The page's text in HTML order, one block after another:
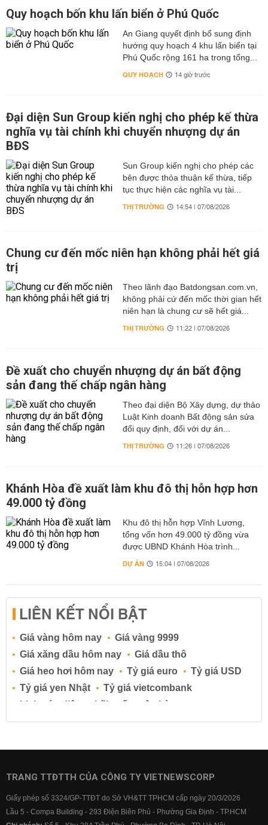
Quy hoạch bốn khu lấn biển ở Phú Quốc
An Giang quyết định bổ sung định
hướng quy hoạch 4 khu lấn biển tại
Phú Quốc rộng 161 ha trong tổng...
QUY HOẠCH 14 giờ trước
Đại diện Sun Group kiến nghị cho phép kế thừa
nghĩa vụ tài chính khi chuyển nhượng dự án
BĐS
Sun Group kiến nghị cho phép các
bên được thỏa thuận kế thừa, tiếp
tục thực hiện các nghĩa vụ tài...
THỊ TRƯỜNG 14:54 | 07/08/2026
Chung cư đến mốc niên hạn không phải hết giá
trị
Theo lãnh đạo Batdongsan.com.vn,
không phải cứ đến mốc thời gian hết
niên hạn là chung cư sẽ hết giá...
THỊ TRƯỜNG 11:22 | 07/08/2026
Đề xuất cho chuyển nhượng dự án bất động
sản đang thế chấp ngân hàng
Theo đại diện Bộ Xây dựng, dự thảo
Luật Kinh doanh Bất động sản sửa
đổi quy định, đối với dự án...
THỊ TRƯỜNG 11:26 | 07/08/2026
Khánh Hòa đề xuất làm khu đô thị hỗn hợp hơn
49.000 tỷ đồng
Khu đô thị hỗn hợp Vĩnh Lương,
tổng vốn hơn 49.000 tỷ đồng vừa
được UBND Khánh Hòa trình...
DỰ ÁN 15:04 | 07/08/2026
LIÊN KẾT NỔI BẬT
Giá vàng hôm nay
Giá vàng 9999
Giá xăng dầu hôm nay
Giá dầu thô
Giá heo hơi hôm nay
Tỷ giá euro
Tỷ giá USD
Tỷ giá yen Nhật
Tỷ giá vietcombank
Lịch cúp điện
Lãi suất ngân hàng
Lãi suất tiết kiệm
Lãi suất tiền gửi
Lãi suất ngân hàng BIDV
Lãi suất ngân hàng Vietcombank
TRANG TTĐTTH CỦA CÔNG TY VIETNEWSCORP
Giấy phép số 3324/GP-TTĐT do Sở VH&TT TPHCM cấp ngày 20/3/2026
Lầu 5 - Compa Building - 293 Điện Biên Phủ - Phường Gia Định - TP.HCM